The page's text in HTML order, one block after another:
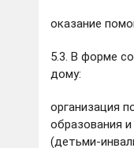
оказание
5.3. В форме
дому:
организация
образования
(детьми-